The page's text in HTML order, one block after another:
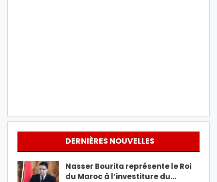
DERNIÈRES NOUVELLES
Nasser Bourita représente le Roi
du Maroc à l’investiture du…